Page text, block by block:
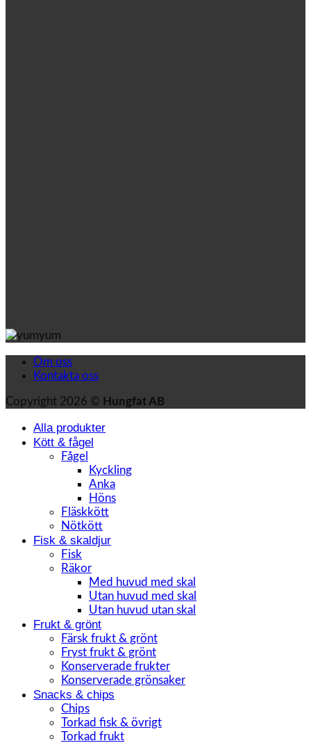
Om oss
Kontakta oss
Copyright 2026 © Hungfat AB
Alla produkter
Kött & fågel
Fågel
Kyckling
Anka
Höns
Fläskkött
Nötkött
Fisk & skaldjur
Fisk
Räkor
Med huvud med skal
Utan huvud med skal
Utan huvud utan skal
Frukt & grönt
Färsk frukt & grönt
Fryst frukt & grönt
Konserverade frukter
Konserverade grönsaker
Snacks & chips
Chips
Torkad fisk & övrigt
Torkad frukt